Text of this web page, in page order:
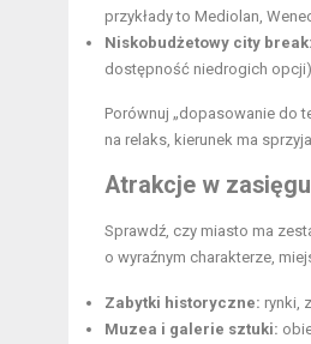
przykłady to Mediolan,
Niskobudżetowy city break:
dostępność niedrogich
Porównuj „dopasowanie do
na relaks, kierunek ma
Atrakcje w
Sprawdź, czy miasto ma
o wyraźnym charakterze,
Zabytki historyczne: rynki,
Muzea i galerie sztuki: